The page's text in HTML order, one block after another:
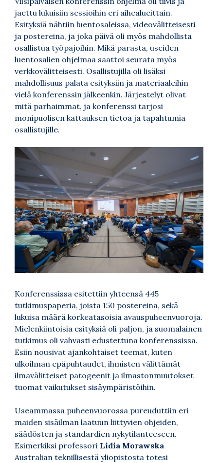
jaettu lukuisiin sessioihin eri aihealueittain.
Esityksiä nähtiin luentosaleissa, videovälitteisesti
ja postereina, ja joka päivä oli myös mahdollista
osallistua työpajoihin. Mikä parasta, useiden
luentosalien ohjelmaa saattoi seurata myös
verkkovälitteisesti. Osallistujilla oli lisäksi
mahdollisuus palata esityksiin ja materiaaleihin
vielä konferenssin jälkeenkin. Järjestelyt olivat
mitä parhaimmat, ja konferenssi tarjosi
monipuolisen kattauksen tietoa ja tapahtumia
osallistujille.
Konferenssissa esitettiin yhteensä 445
tutkimuspaperia, joista 150 postereina, sekä
lukuisa määrä korkeatasoisia avauspuheenvuoroja.
Mielenkiintoisia esityksiä oli paljon, ja suomalainen
tutkimus oli vahvasti edustettuna konferenssissa.
Esiin nousivat ajankohtaiset teemat, kuten
ulkoilman epäpuhtaudet, ihmisten välittämät
ilmavälitteiset patogeenit ja ilmastonmuutokset
tuomat vaikutukset sisäympäristöihin.
Useammassa puheenvuorossa pureuduttiin eri
maiden sisäilman laatuun liittyvien ohjeiden,
säädösten ja standardien nykytilanteeseen.
Esimerkiksi professori Lidia Morawska
Australian teknillisestä yliopistosta totesi